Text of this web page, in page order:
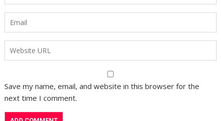
Save my name, email, and website in this browser for the
next time I comment.